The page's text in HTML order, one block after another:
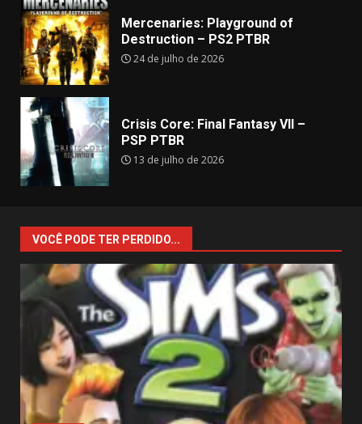
Mercenaries: Playground of
Destruction – PS2 PTBR
24 de julho de 2026
Crisis Core: Final Fantasy VII –
PSP PTBR
13 de julho de 2026
VOCÊ PODE TER PERDIDO...